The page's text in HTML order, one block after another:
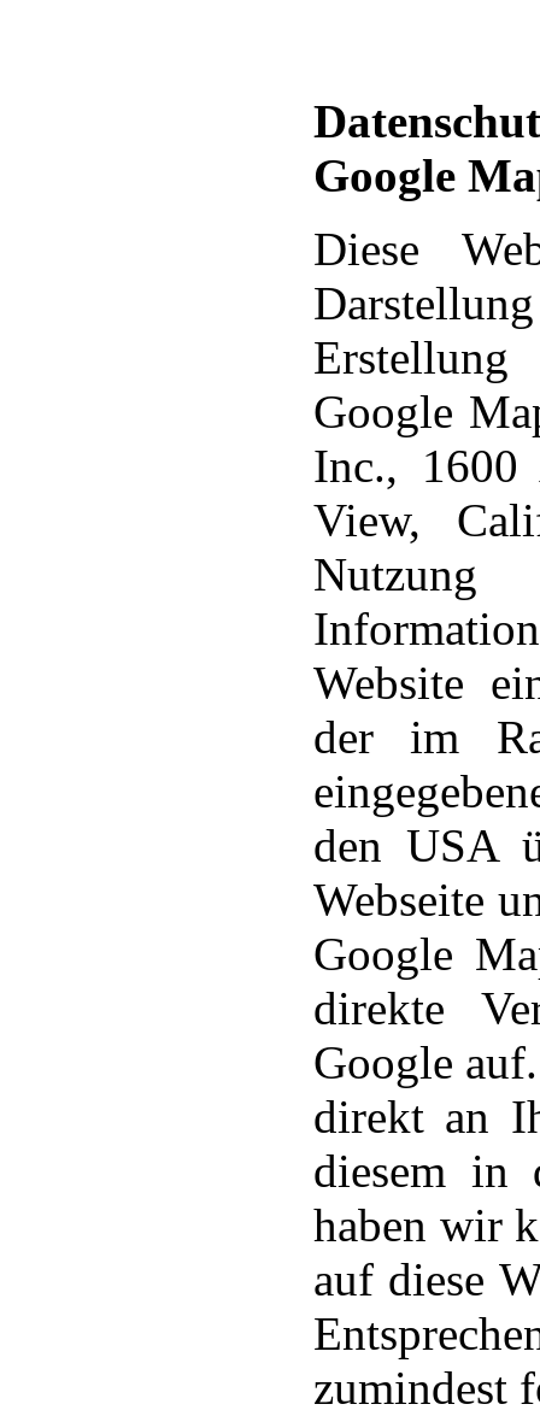
Google
Diese
Google
Inc., 1600
View,
Website
der im
den USA
Webseite
Google
direkte
Google
direkt an
diesem in
haben wir
auf diese
zumindest